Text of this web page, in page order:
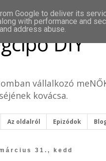
DIY
vállalkozó
kovácsa.
Az oldalról Epizódok
31., kedd
Google to deliver its
with performance and
address abuse.